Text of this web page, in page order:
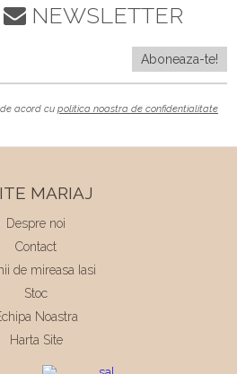
NEWSLETTER
acord cu politica noastra de confidentialitate
MARIAJ
Despre noi
Contact
de mireasa Iasi
Stoc
Noastra
Harta Site